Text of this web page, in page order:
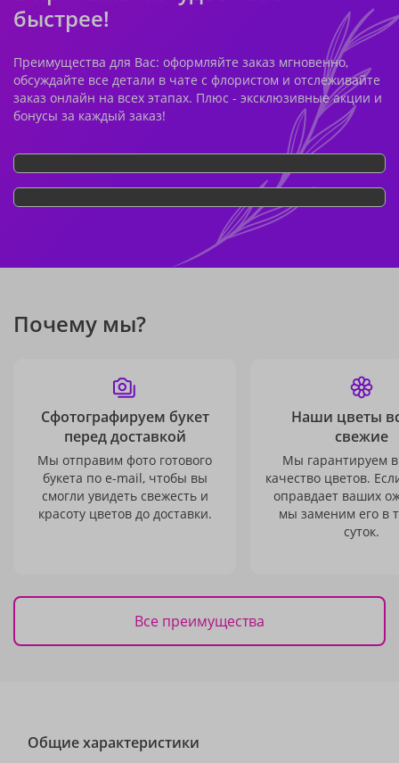
быстрее!
Преимущества для Вас: оформляйте заказ мгновенно,
обсуждайте все детали в чате с флористом и отслеживайте
заказ онлайн на всех этапах. Плюс - эксклюзивные акции и
бонусы за каждый заказ!
Почему мы?
Сфотографируем букет
перед доставкой
Мы отправим фото готового
букета по e-mail, чтобы вы
смогли увидеть свежесть и
красоту цветов до доставки.
Наши цветы
свежие
Мы гарантируем
качество цветов.
оправдает ваших
мы заменим его в
суток.
Все преимущества
Общие характеристики